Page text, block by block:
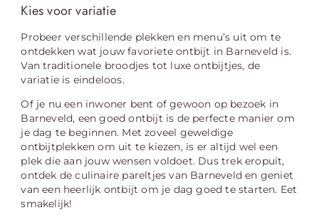
Kies voor variatie
Probeer verschillende plekken en menu’s uit om te
ontdekken wat jouw favoriete ontbijt in Barneveld is.
Van traditionele broodjes tot luxe ontbijtjes, de
variatie is eindeloos.
Of je nu een inwoner bent of gewoon op bezoek in
Barneveld, een goed ontbijt is de perfecte manier om
je dag te beginnen. Met zoveel geweldige
ontbijtplekken om uit te kiezen, is er altijd wel een
plek die aan jouw wensen voldoet. Dus trek eropuit,
ontdek de culinaire pareltjes van Barneveld en geniet
van een heerlijk ontbijt om je dag goed te starten. Eet
smakelijk!